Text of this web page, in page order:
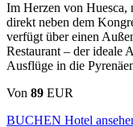
Im Herzen von
direkt neben dem
verfügt über einen
Restaurant – der ideale
Ausflüge in die
Von 89 EUR
BUCHEN Hotel